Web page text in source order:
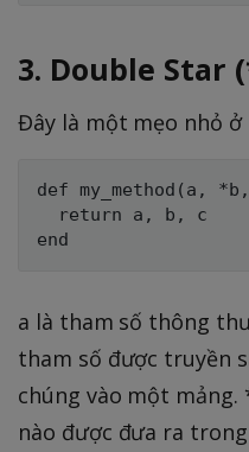
3. Double Star
Đây là một mẹo nhỏ ở
def my_method(a,
  return a, b, c
a là tham số thông
tham số được truyền
chúng vào một
nào được đưa ra